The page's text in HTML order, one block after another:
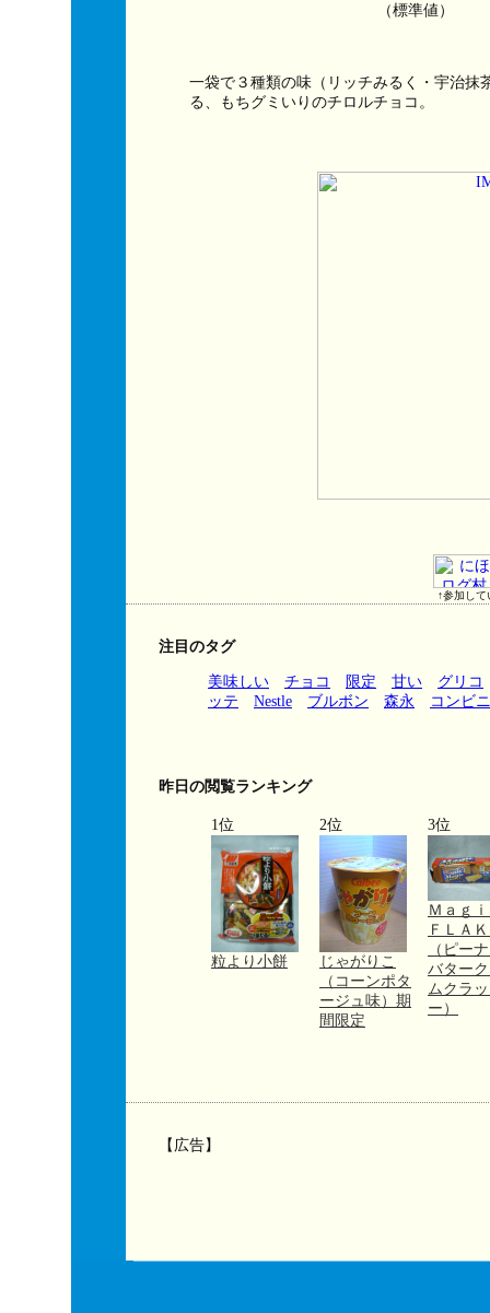
（標準値）
一袋で３種類の味（リッチみるく・宇治抹
る、もちグミいりのチロルチョコ。
↑参加して
注目のタグ
美味しい チョコ 限定 甘い
グリコ
ッテ
Nestle ブルボン 森永 コンビニ
昨日の閲覧ランキング
1位
粒より小餅
2位
じゃがりこ
（コーンポタ
ージュ味）期
間限定
3位
Ｍａｇ
ＦＬＡ
（ピー
バター
ムクラ
ー）
【広告】